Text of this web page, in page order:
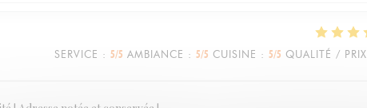
SERVICE : 5/5 AMBIANCE : 5/5 CUISINE : 5/5 QUALITÉ / PRIX